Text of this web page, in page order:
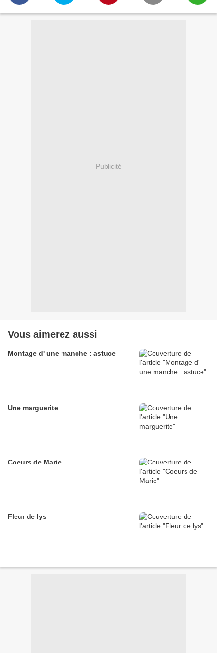
Publicité
Vous aimerez aussi
Montage d' une manche : astuce
Une marguerite
Coeurs de Marie
Fleur de lys